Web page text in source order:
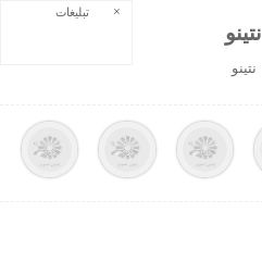
نتينو
نتينو
تبلیغات ×